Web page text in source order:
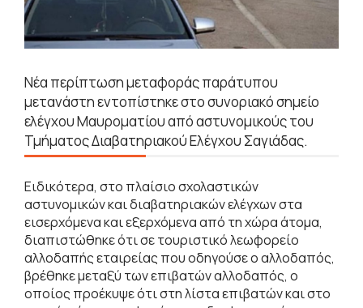
Νέα περίπτωση μεταφοράς παράτυπου
μετανάστη εντοπίστηκε στο συνοριακό σημείο
ελέγχου Μαυροματίου από αστυνομικούς του
Τμήματος Διαβατηριακού Ελέγχου Σαγιάδας.
Ειδικότερα, στο πλαίσιο σχολαστικών
αστυνομικών και διαβατηριακών ελέγχων στα
εισερχόμενα και εξερχόμενα από τη χώρα άτομα,
διαπιστώθηκε ότι σε τουριστικό λεωφορείο
αλλοδαπής εταιρείας που οδηγούσε ο αλλοδαπός,
βρέθηκε μεταξύ των επιβατών αλλοδαπός, ο
οποίος προέκυψε ότι στη λίστα επιβατών και στο